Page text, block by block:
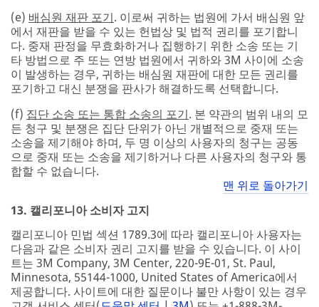
(e) 배심원 재판 포기. 이로써 귀하는 법원에 가서 배심원 앞
에서 재판을 받을 수 있는 헌법상 및 법적 권리를 포기합니
다. 중재 판정을 무효화하거나 집행하기 위한 소송 또는 기
타 방법으로 주 또는 연방 법원에서 귀하와 3M 사이에 소송
이 발생하는 경우, 귀하는 배심원 재판에 대한 모든 권리를
포기하고 대신 분쟁을 판사가 해결하도록 선택합니다.
(f) 집단 소송 또는 통합 소송의 포기. 본 약관의 범위 내의 모
든 청구 및 분쟁은 집단 단위가 아닌 개별적으로 중재 또는
소송을 제기해야 하며, 두 명 이상의 사용자의 청구는 공동
으로 중재 또는 소송을 제기하거나 다른 사용자의 청구와 통
합할 수 없습니다.
맨 위로 돌아가기
13. 캘리포니아 소비자 고지
캘리포니아 민법 섹션 1789.3에 따라 캘리포니아 사용자는
다음과 같은 소비자 권리 고지를 받을 수 있습니다. 이 사이
트는 3M Company, 3M Center, 220-9E-01, St. Paul,
Minnesota, 55144-1000, United States of America에서
제공합니다. 사이트에 대한 질문이나 불만 사항이 있는 경우